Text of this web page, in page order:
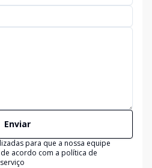
Enviar
para que a nossa equipe
acordo com a política de